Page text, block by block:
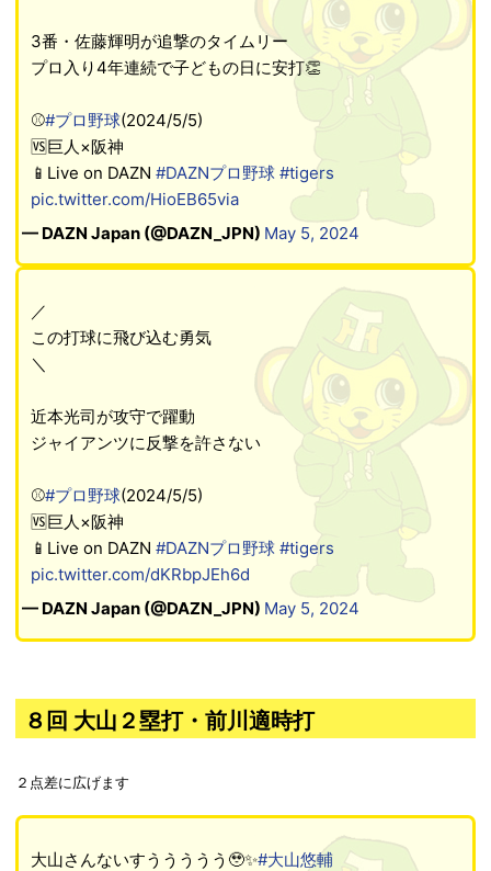
3番・佐藤輝明が追撃のタイムリー
プロ入り4年連続で子どもの日に安打👏
⚾#プロ野球(2024/5/5)
🆚巨人×阪神
📱Live on DAZN #DAZNプロ野球 #tigers
pic.twitter.com/HioEB65via
— DAZN Japan (@DAZN_JPN) May 5, 2024
／
この打球に飛び込む勇気
＼
近本光司が攻守で躍動
ジャイアンツに反撃を許さない
⚾#プロ野球(2024/5/5)
🆚巨人×阪神
📱Live on DAZN #DAZNプロ野球 #tigers
pic.twitter.com/dKRbpJEh6d
— DAZN Japan (@DAZN_JPN) May 5, 2024
８回 大山２塁打・前川適時打
２点差に広げます
大山さんないすううううう🥹✨#大山悠輔